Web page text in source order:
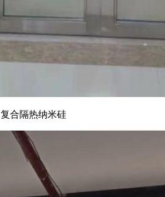
复合隔热纳米硅